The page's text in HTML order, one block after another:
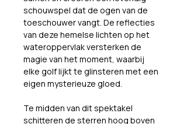
schouwspel dat de ogen van de
toeschouwer vangt. De reflecties
van deze hemelse lichten op het
wateroppervlak versterken de
magie van het moment, waarbij
elke golf lijkt te glinsteren met een
eigen mysterieuze gloed.
Te midden van dit spektakel
schitteren de sterren hoog boven